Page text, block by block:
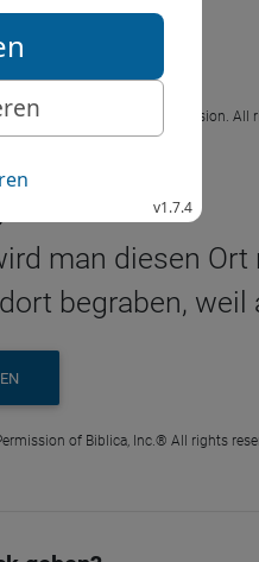
Biblica, Inc. Used with permission. All
man diesen
begraben, weil
of Biblica, Inc.® All rights